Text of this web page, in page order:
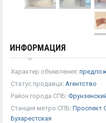
ИНФОРМАЦИЯ
Характер объявления:
Статус продавца: Агентство
Район города СПБ:
Станция метро СПБ: Проспект
Бухарестская